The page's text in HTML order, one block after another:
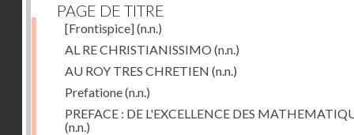
PAGE DE TITRE
[Frontispice](n.n.)
AL RE CHRISTIANISSIMO (n.n.)
AU ROY TRES CHRETIEN (n.n.)
Prefatione(n.n.)
PREFACE : DE L'EXCELLENCE DES
(n.n.)